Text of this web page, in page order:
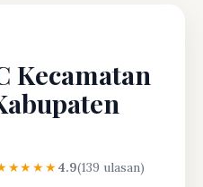
Kecamatan
4.9(139 ulasan)